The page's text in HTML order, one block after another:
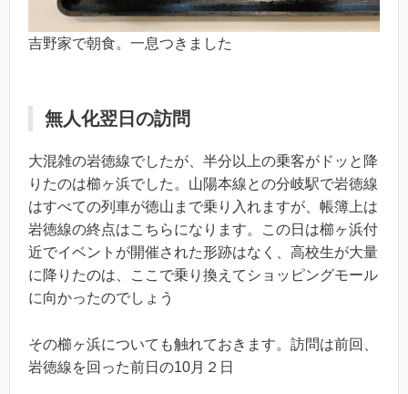
吉野家で朝食。一息つきました
無人化翌日の訪問
大混雑の岩徳線でしたが、半分以上の乗客がドッと降
りたのは櫛ヶ浜でした。山陽本線との分岐駅で岩徳線
はすべての列車が徳山まで乗り入れますが、帳簿上は
岩徳線の終点はこちらになります。この日は櫛ヶ浜付
近でイベントが開催された形跡はなく、高校生が大量
に降りたのは、ここで乗り換えてショッピングモール
に向かったのでしょう
その櫛ヶ浜についても触れておきます。訪問は前回、
岩徳線を回った前日の10月２日